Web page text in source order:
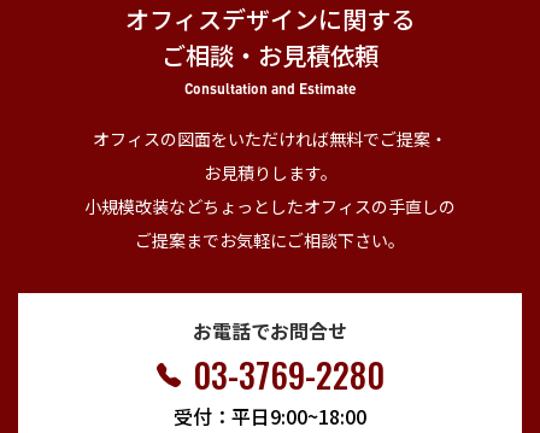
オフィスデザインに関する
ご相談・お見積依頼
Consultation and Estimate
オフィスの図面をいただければ無料でご提案・
お見積りします。
小規模改装などちょっとしたオフィスの手直しの
ご提案までお気軽にご相談下さい。
お電話でお問合せ
03-3769-2280
受付：平日9:00~18:00